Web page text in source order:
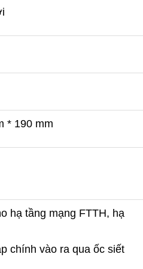
thi công viễn thông hiện nay.
* 190 mm
hạ tầng mạng FTTH, hạ
chính vào ra qua ốc siết